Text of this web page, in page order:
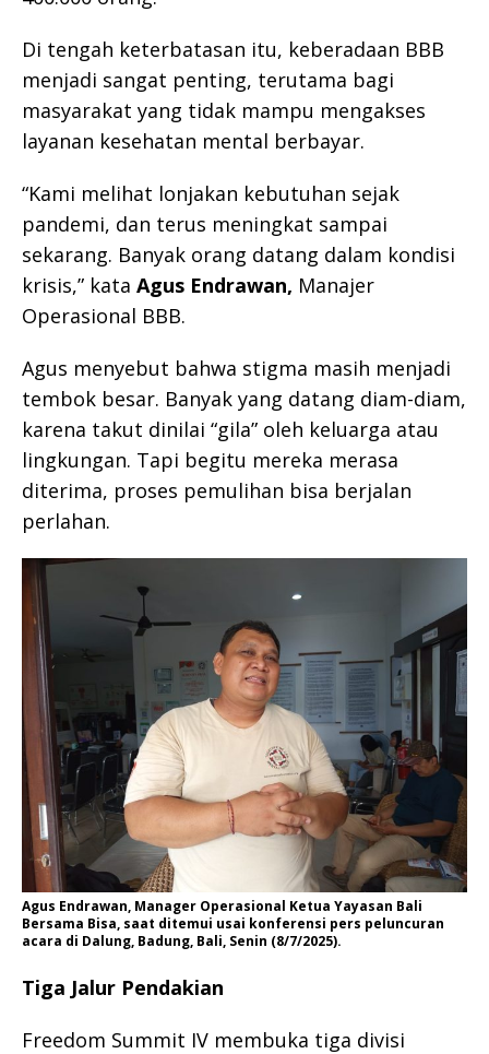
Di tengah keterbatasan itu, keberadaan BBB
menjadi sangat penting, terutama bagi
masyarakat yang tidak mampu mengakses
layanan kesehatan mental berbayar.
“Kami melihat lonjakan kebutuhan sejak
pandemi, dan terus meningkat sampai
sekarang. Banyak orang datang dalam kondisi
krisis,” kata Agus Endrawan, Manajer
Operasional BBB.
Agus menyebut bahwa stigma masih menjadi
tembok besar. Banyak yang datang diam-diam,
karena takut dinilai “gila” oleh keluarga atau
lingkungan. Tapi begitu mereka merasa
diterima, proses pemulihan bisa berjalan
perlahan.
Agus Endrawan, Manager Operasional Ketua Yayasan Bali
Bersama Bisa, saat ditemui usai konferensi pers peluncuran
acara di Dalung, Badung, Bali, Senin (8/7/2025).
Tiga Jalur Pendakian
Freedom Summit IV membuka tiga divisi